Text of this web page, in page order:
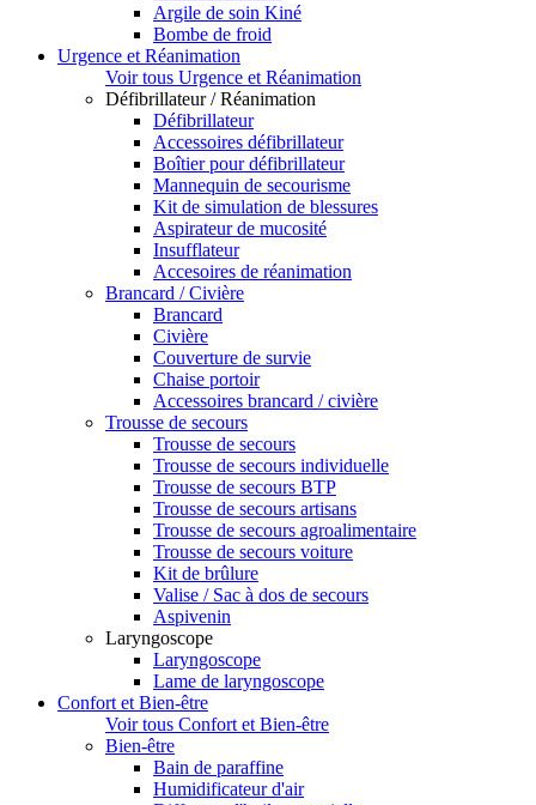
Argile de soin Kiné
Bombe de froid
Urgence et Réanimation
Voir tous Urgence et Réanimation
Défibrillateur / Réanimation
Défibrillateur
Accessoires défibrillateur
Boîtier pour défibrillateur
Mannequin de secourisme
Kit de simulation de blessures
Aspirateur de mucosité
Insufflateur
Accesoires de réanimation
Brancard / Civière
Brancard
Civière
Couverture de survie
Chaise portoir
Accessoires brancard / civière
Trousse de secours
Trousse de secours
Trousse de secours individuelle
Trousse de secours BTP
Trousse de secours artisans
Trousse de secours agroalimentaire
Trousse de secours voiture
Kit de brûlure
Valise / Sac à dos de secours
Aspivenin
Laryngoscope
Laryngoscope
Lame de laryngoscope
Confort et Bien-être
Voir tous Confort et Bien-être
Bien-être
Bain de paraffine
Humidificateur d'air